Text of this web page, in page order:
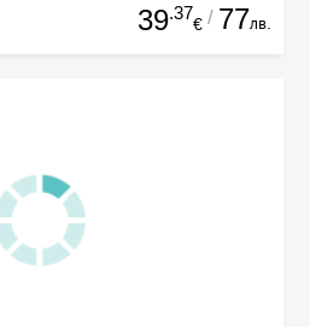
39.37
€ / 77лв.